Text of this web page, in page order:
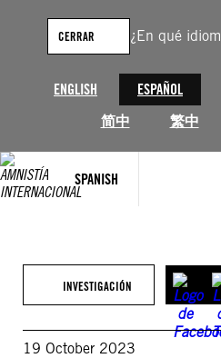
¿En qué
ENGLISH ESPAÑOL
简中
繁中
CERRAR
SPANISH
contenido
INVESTIGACIÓN
19 October 2023